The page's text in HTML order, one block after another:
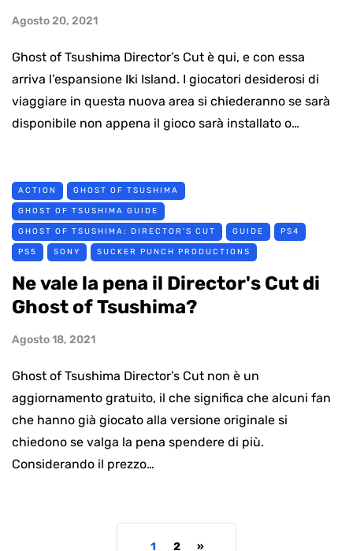
Agosto 20, 2021
Ghost of Tsushima Director’s Cut è qui, e con essa
arriva l’espansione Iki Island. I giocatori desiderosi di
viaggiare in questa nuova area si chiederanno se sarà
disponibile non appena il gioco sarà installato o…
ACTION GHOST OF TSUSHIMA
GHOST OF TSUSHIMA GUIDE
GHOST OF TSUSHIMA: DIRECTOR'S CUT GUIDE PS4
PS5 SONY SUCKER PUNCH PRODUCTIONS
Ne vale la pena il Director's Cut di
Ghost of Tsushima?
Agosto 18, 2021
Ghost of Tsushima Director’s Cut non è un
aggiornamento gratuito, il che significa che alcuni fan
che hanno già giocato alla versione originale si
chiedono se valga la pena spendere di più.
Considerando il prezzo…
1 2 »